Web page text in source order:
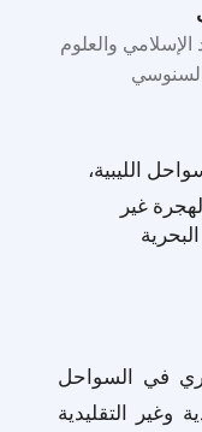
والعلوم
الليبية،
غير
في السواحل
وغير التقليدية